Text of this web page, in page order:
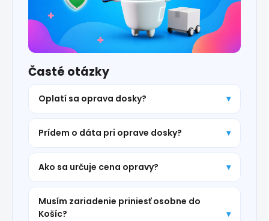
Časté otázky
Oplatí sa oprava dosky?
Prídem o dáta pri oprave dosky?
Ako sa určuje cena opravy?
Musím zariadenie priniesť osobne do
Košíc?